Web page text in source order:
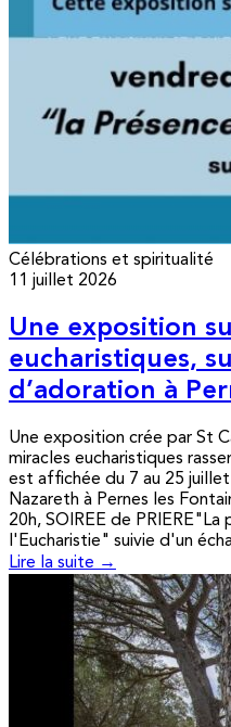
Célébrations et spiritualité
11 juillet 2026
Une exposition
eucharistiques,
d’adoration à
Une exposition crée par St
miracles eucharistiques
est affichée du 7 au 25
Nazareth à Pernes les
20h, SOIREE de
l'Eucharistie" suivie d'un
Lire la suite →